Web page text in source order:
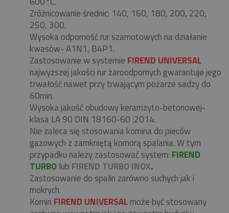
Zróżnicowanie średnic: 140, 160, 180, 200, 220,
250, 300.
Wysoka odporność rur szamotowych na działanie
kwasów- A1N1, B4P1.
Zastosowanie w systemie FIREND UNIVERSAL
najwyższej jakości rur żaroodpornych gwarantuje jego
trwałość nawet przy trwającym pożarze sadzy do
60min.
Wysoka jakość obudowy keramzyto-betonowej-
klasa LA 90 DIN 18160-60 :2014.
Nie zaleca się stosowania komina do pieców
gazowych z zamkniętą komorą spalania. W tym
przypadku należy zastosować system: FIREND
TURBO lub FIREND TURBO INOX.
Zastosowanie do spalin zarówno suchych jak i
mokrych.
Komin FIREND UNIVERSALmoże być stosowany